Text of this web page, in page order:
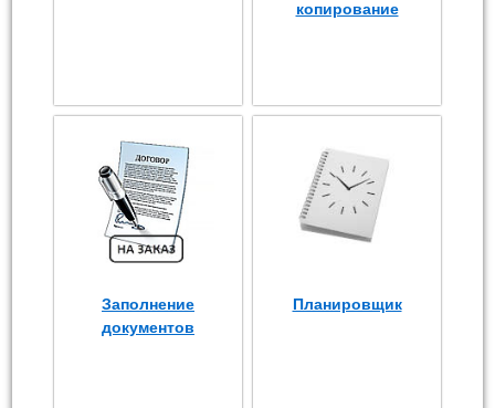
копирование
Заполнение
документов
Планировщик